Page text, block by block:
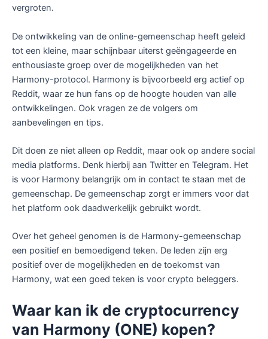
vergroten.
De ontwikkeling van de online-gemeenschap heeft geleid
tot een kleine, maar schijnbaar uiterst geëngageerde en
enthousiaste groep over de mogelijkheden van het
Harmony-protocol. Harmony is bijvoorbeeld erg actief op
Reddit, waar ze hun fans op de hoogte houden van alle
ontwikkelingen. Ook vragen ze de volgers om
aanbevelingen en tips.
Dit doen ze niet alleen op Reddit, maar ook op andere social
media platforms. Denk hierbij aan Twitter en Telegram. Het
is voor Harmony belangrijk om in contact te staan met de
gemeenschap. De gemeenschap zorgt er immers voor dat
het platform ook daadwerkelijk gebruikt wordt.
Over het geheel genomen is de Harmony-gemeenschap
een positief en bemoedigend teken. De leden zijn erg
positief over de mogelijkheden en de toekomst van
Harmony, wat een goed teken is voor crypto beleggers.
Waar kan ik de cryptocurrency
van Harmony (ONE) kopen?